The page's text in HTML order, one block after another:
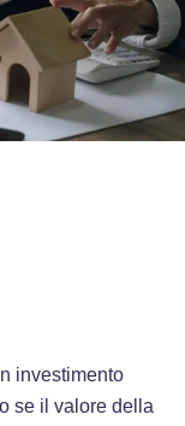
investimento
se il valore della